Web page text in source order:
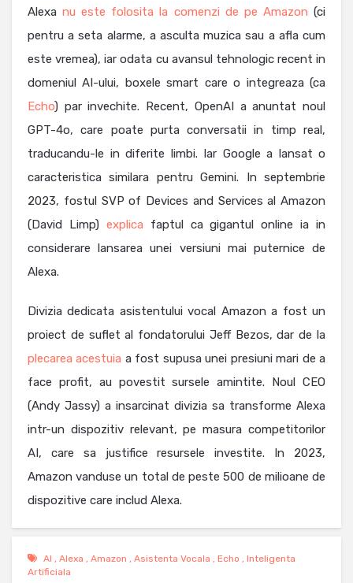
Alexanu este folosita la comenzi de pe Amazon (ci
pentru a seta alarme, a asculta muzica sau a afla cum
este vremea), iar odata cu avansul tehnologic recent in
domeniul AI-ului, boxele smart care o integreaza (ca
Echo) par invechite. Recent, OpenAI a anuntat noul
GPT-4o, care poate purta conversatii in timp real,
traducandu-le in diferite limbi. Iar Google a lansat o
caracteristica similara pentru Gemini. In septembrie
2023, fostul SVP of Devices and Services al Amazon
(David Limp) explica faptul ca gigantul online ia in
considerare lansarea unei versiuni mai puternice de
Alexa.
Divizia dedicata asistentului vocal Amazon a fost un
proiect de suflet al fondatorului Jeff Bezos, dar de la
plecarea acestuia a fost supusa unei presiuni mari de a
face profit, au povestit sursele amintite. Noul CEO
(Andy Jassy) a insarcinat divizia sa transforme Alexa
intr-un dispozitiv relevant, pe masura competitorilor
AI, care sa justifice resursele investite. In 2023,
Amazon vanduse un total de peste 500 de milioane de
dispozitive care includ Alexa.
AI , Alexa , Amazon , Asistenta Vocala , Echo , Inteligenta
Artificiala